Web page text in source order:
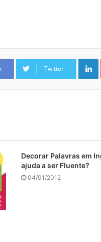
Twitter
Decorar Palavras em
ajuda a ser Fluente?
04/01/2012